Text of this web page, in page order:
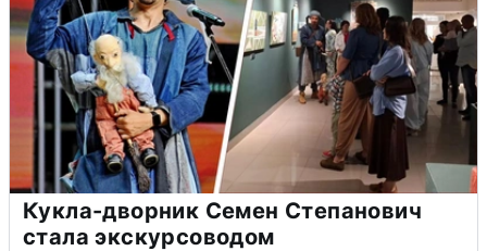
Кукла-дворник Семен Степанович
стала экскурсоводом